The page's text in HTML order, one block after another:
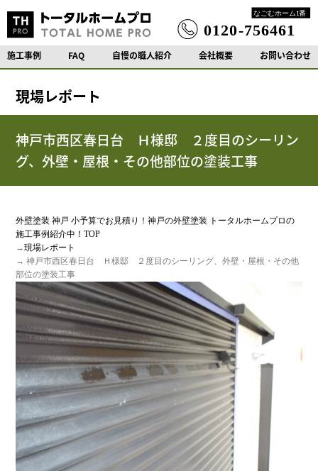
施工事例 FAQ 自慢の職人紹介 会社概要 お問い合わせ
現場レポート
神戸市西区春日台 Ｈ様邸 ２度目のシーリン
グ、外壁・屋根・その他部位の塗装工事
外壁塗装 神戸 小予算でお見積り！神戸の外壁塗装 トータルホームプロの
施工事例紹介中！TOP
→現場レポート
→ 神戸市西区春日台 Ｈ様邸 ２度目のシーリング、外壁・屋根・その他
部位の塗装工事